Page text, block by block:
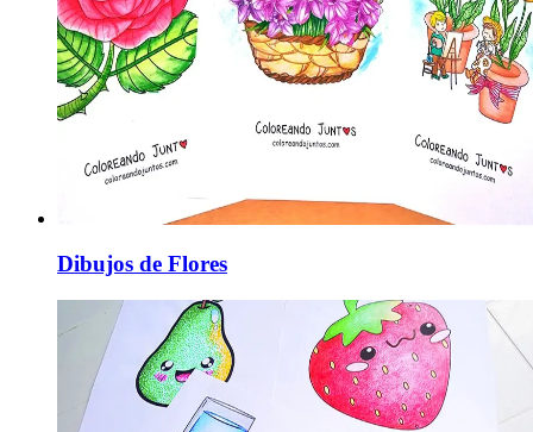
Dibujos de Flores